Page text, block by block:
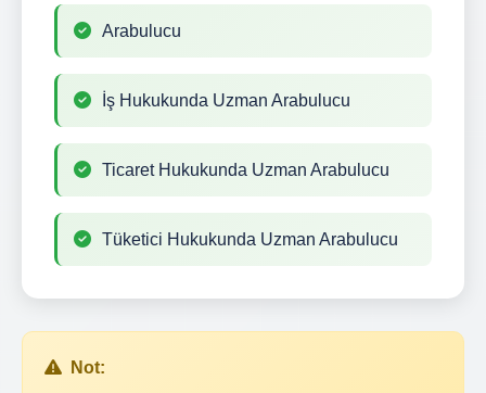
Arabulucu
İş Hukukunda Uzman Arabulucu
Ticaret Hukukunda Uzman Arabulucu
Tüketici Hukukunda Uzman Arabulucu
Not: